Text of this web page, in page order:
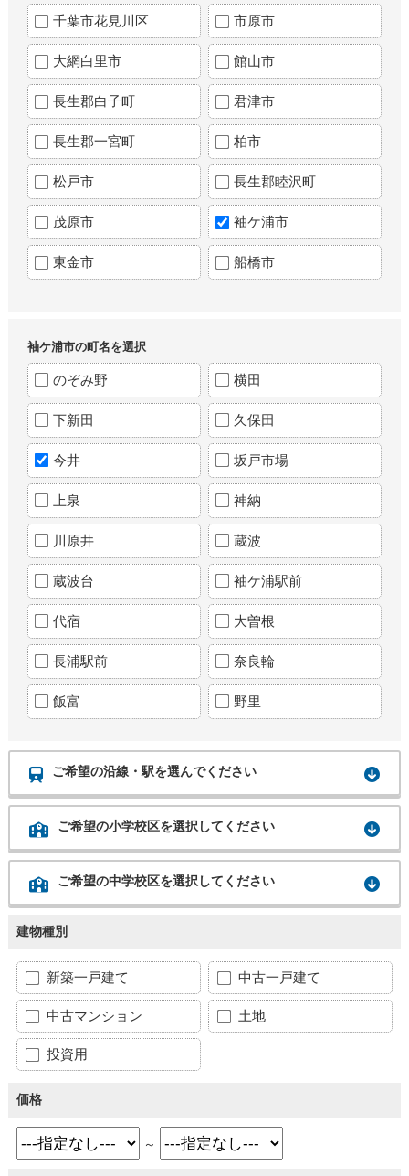
千葉市花見川区 市原市
大網白里市 館山市
長生郡白子町 君津市
長生郡一宮町 柏市
松戸市 長生郡睦沢町
茂原市 袖ケ浦市
東金市 船橋市
袖ケ浦市の町名を選択
のぞみ野 横田
下新田 久保田
今井 坂戸市場
上泉 神納
川原井 蔵波
蔵波台 袖ケ浦駅前
代宿 大曽根
長浦駅前 奈良輪
飯富 野里
ご希望の沿線・駅を選んでください
ご希望の小学校区を選択してください
ご希望の中学校区を選択してください
建物種別
新築一戸建て 中古一戸建て
中古マンション 土地
投資用
価格
～